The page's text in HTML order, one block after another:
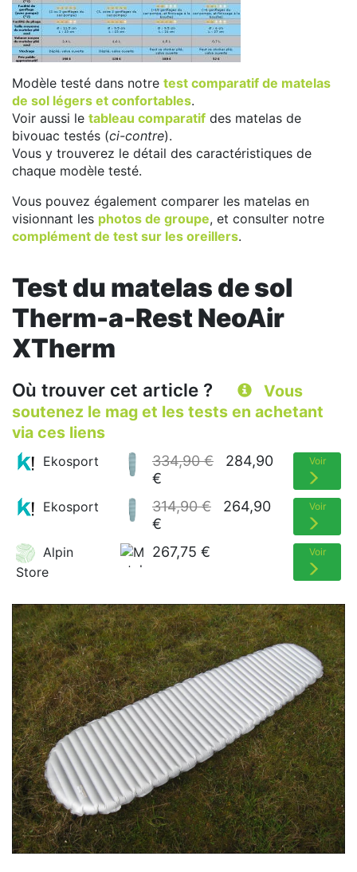
Modèle testé dans notre test comparatif de matelas
de sol légers et confortables.
Voir aussi le tableau comparatif des matelas de
bivouac testés (ci-contre).
Vous y trouverez le détail des caractéristiques de
chaque modèle testé.
Vous pouvez également comparer les matelas en
visionnant les photos de groupe, et consulter notre
complément de test sur les oreillers.
Test du matelas de sol
Therm-a-Rest NeoAir
XTherm
Où trouver cet article ?
Vous
soutenez le mag et les tests en achetant
via ces liens
Ekosport 334,90 €
284,90
€
Voir
Ekosport 314,90 €
264,90
€
Voir
Alpin
Store
267,75 € Voir